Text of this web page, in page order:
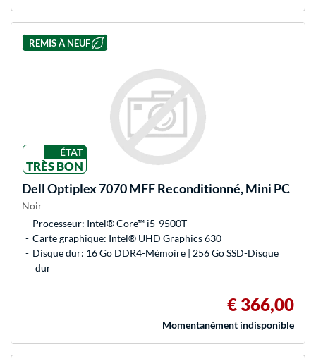
REMIS À NEUF
ÉTAT
TRÈS BON
DellOptiplex 7070 MFF Reconditionné, Mini PC
Noir
Processeur: Intel® Core™ i5-9500T
Carte graphique: Intel® UHD Graphics 630
Disque dur: 16 Go DDR4-Mémoire | 256 Go SSD-Disque
dur
€ 366,00
Momentanément indisponible